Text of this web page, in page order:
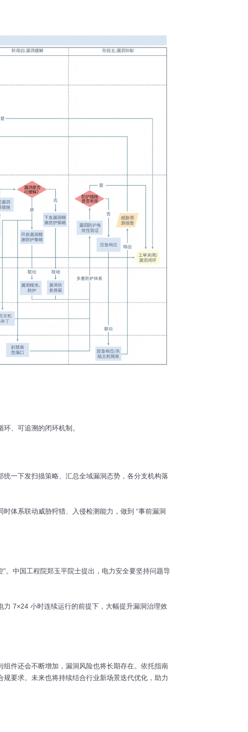
、可追溯的闭环机制。
一下发扫描策略、汇总全域漏洞态势，各分支机构落
体系联动威胁狩猎、入侵检测能力，做到 “事前漏洞
。中国工程院郑玉平院士提出，电力安全要坚持问题导
7×24 小时连续运行的前提下，大幅提升漏洞治理效
件还会不断增加，漏洞风险也将长期存在。依托指南
要求。未来也将持续结合行业新场景迭代优化，助力